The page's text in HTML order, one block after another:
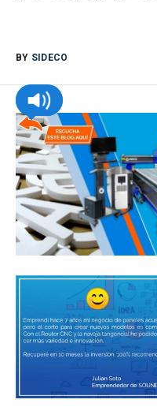
BY SIDECO